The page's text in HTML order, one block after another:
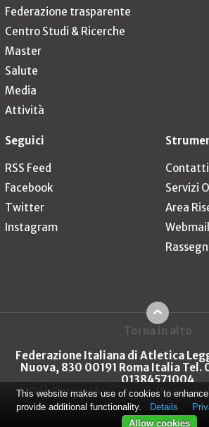
Federazione trasparente
Centro Studi & Ricerche
Master
Salute
Media
Attività
Seguici
RSS Feed
Facebook
Twitter
Instagram
Contatti
Servizi
Area
Webmail
Torna in alto
Federazione Italiana di Atletica
Nuova, 830 00191 Roma Italia Tel.
01384571004
FIDAL Copyright © 2026 Privacy
This website makes use of cookies to
provide additional functionality.
Details
Allow cookies